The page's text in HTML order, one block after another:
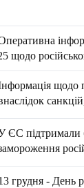
щодо
щодо
ЄС підтримали
грудня - День